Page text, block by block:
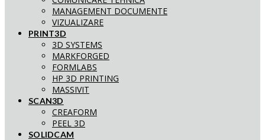
MANAGEMENT DOCUMENTE
VIZUALIZARE
PRINT3D
3D SYSTEMS
MARKFORGED
FORMLABS
HP 3D PRINTING
MASSIVIT
SCAN3D
CREAFORM
PEEL 3D
SOLIDCAM